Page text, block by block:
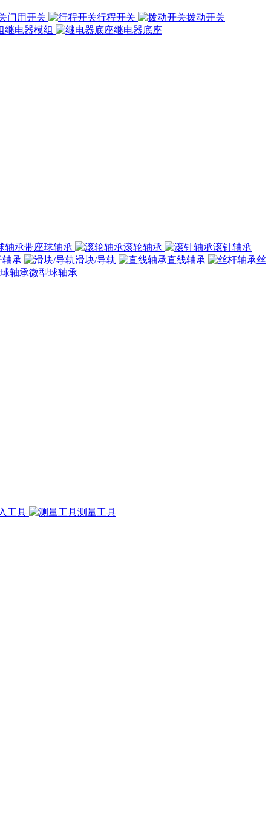
门用开关 行程开关
拨动开关
继电器模组 继电器底座
带座球轴承 滚轮轴承
滚针轴承
轴承 滑块/导轨 直线轴承
丝
微型球轴承
工具 测量工具